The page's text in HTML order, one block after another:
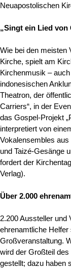
Neuapostolischen
„Singt ein Lied von
Wie bei den meisten
Kirche, spielt am
Kirchenmusik –
indonesischen
Theatron, der
Carriers“, in der
das Gospel-Projekt
interpretiert von
Vokalensembles
und Taizé-Gesänge
fordert der
Verlag).
Über 2.000
2.200 Aussteller und
ehrenamtliche Helfer
Großveranstaltung.
wird der Großteil
gestellt; dazu haben